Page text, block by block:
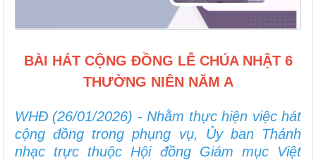
BÀI HÁT CỘNG ĐỒNG LỄ CHÚA NHẬT 6
THƯỜNG NIÊN NĂM A
WHĐ (26/01/2026) - Nhằm thực hiện việc hát
cộng đồng trong phụng vụ, Ủy ban Thánh
nhạc trực thuộc Hội đồng Giám mục Việt